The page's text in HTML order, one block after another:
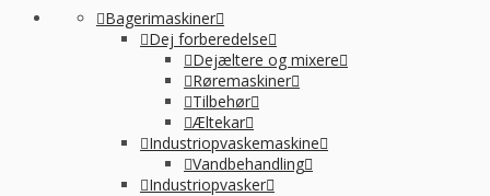
Bagerimaskiner
Dej forberedelse
Dejæltere og mixere
Røremaskiner
Tilbehør
Æltekar
Industriopvaskemaskine
Vandbehandling
Industriopvasker